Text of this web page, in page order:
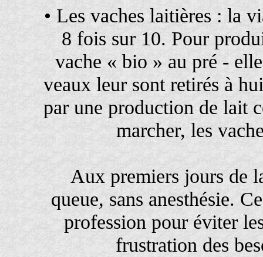
• Les vaches laitières : la
8 fois sur 10. Pour
vache « bio » au pré -
veaux leur sont retirés à
par une production de lait
marcher, les
Aux premiers jours de
queue, sans anesthésie.
profession pour éviter
frustration des